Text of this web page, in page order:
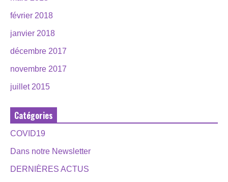
février 2018
janvier 2018
décembre 2017
novembre 2017
juillet 2015
Catégories
COVID19
Dans notre Newsletter
DERNIÈRES ACTUS